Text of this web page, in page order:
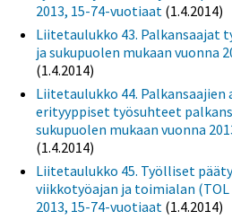
2013, 15-74-vuotiaat (1.4.2014)
Liitetaulukko 43. Palkansaajat
ja sukupuolen mukaan vuonna
(1.4.2014)
Liitetaulukko 44. Palkansaajien
erityyppiset työsuhteet
sukupuolen mukaan vuonna
(1.4.2014)
Liitetaulukko 45. Työlliset
viikkotyöajan ja toimialan (TOL
2013, 15-74-vuotiaat (1.4.2014)